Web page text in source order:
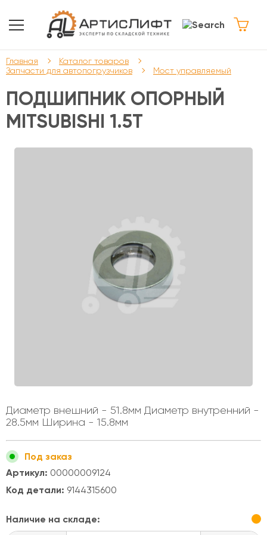
Главная
Каталог товаров
Запчасти для автопогрузчиков
Мост управляемый
ПОДШИПНИК ОПОРНЫЙ
MITSUBISHI 1.5Т
Диаметр внешний - 51.8мм Диаметр внутренний -
28.5мм Ширина - 15.8мм
Под заказ
Артикул: 00000009124
Код детали: 9144315600
Наличие на складе: